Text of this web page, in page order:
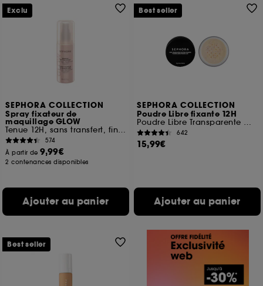
SEPHORA COLLECTION
Spray fixateur de
maquillage GLOW
Tenue 12H, sans transfert, fini lumineux
574
À partir de9,99€
2 contenances disponibles
Ajouter au panier
Exclu
SEPHORA COLLECTION
Poudre Libre fixante 12H
Poudre Libre Transparente Matifiante Longue Tenue
642
15,99€
Ajouter au panier
Best seller
Best seller